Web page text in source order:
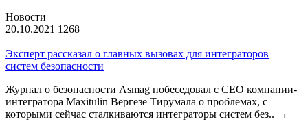
Новости
20.10.2021 1268
Эксперт рассказал о главных вызовах для интеграторов
систем безопасности
Журнал о безопасности Asmag побеседовал с CEO компании-
интегратора Maxitulin Вергезе Тирумала о проблемах, с
которыми сейчас сталкиваются интеграторы систем без.. →